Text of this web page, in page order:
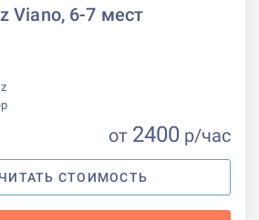
Viano, 6-7 мест
от 2400 р/час
СТОИМОСТЬ